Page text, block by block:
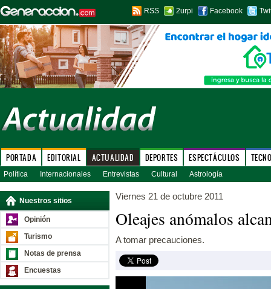
RSS 2urpi Facebook
PORTADA EDITORIAL ACTUALIDAD DEPORTES ESPECTÁCULOS
Política Internacionales Entrevistas Cultural Astrología
Nuestros sitios
Opinión
Turismo
Notas de prensa
Encuestas
Viernes 21 de octubre 2011
Oleajes anómalos
A tomar precauciones.